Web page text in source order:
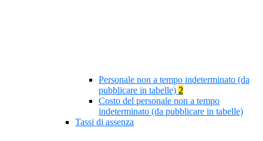
Personale non a tempo indeterminato (da
pubblicare in tabelle) 2
Costo del personale non a tempo
indeterminato (da pubblicare in tabelle)
Tassi di assenza